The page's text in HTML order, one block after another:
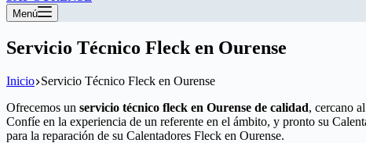
Menú
Servicio Técnico Fleck en Ourense
Inicio Servicio Técnico Fleck en Ourense
Ofrecemos un servicio técnico fleck en Ourense de calidad, cercano
Confíe en la experiencia de un referente en el ámbito, y pronto su
para la reparación de su Calentadores Fleck en Ourense.